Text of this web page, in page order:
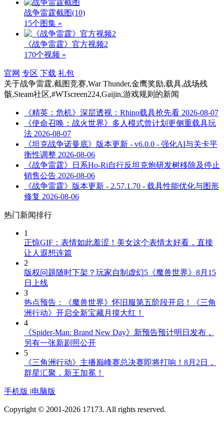
战争雷霆截图(10)
15个图集 »
《战争雷霆》官方视频2
170个视频 »
官网 专区 下载 礼包
关于战争雷霆,截图竞赛,War Thunder,金鹰奖励,载具,战场残
骸,Steam社区,#WTscreen224,Gaijin,游戏规则 的新闻
《精英：危机》深层透视：Rhino载具抢先看 2026-08-07
《使命召唤：战火世界》多人模式曾计划更侧重载具玩
法 2026-08-07
《坦克战争诺曼底》版本更新 - v6.0.0 - 强化AI与关卡平
衡性调整 2026-08-06
《战争雷霆》日系Ho-Ri自行反坦克炮研发树移除及停止
销售公告 2026-08-06
《战争雷霆》版本更新 - 2.57.1.70 - 载具性能优化与图形
修复 2026-08-06
热门新闻排行
1
正惊GIF：表情如此羞涩！美女这个表情太好看，直接
让人遐想连篇
2
版权问题随时下架？玩家自制虚幻5《魔兽世界》8月15
日上线
3
热点预告：《魔兽世界》怀旧服第五阶段开启！《三角
洲行动》开启全新宝藏月摸大红！
4
《Spider-Man: Brand New Day》新预告预计明日发布，
另有一张新剧照公开
5
《三角洲行动》主播巅峰赛总决赛即将打响！8月2日，
群星汇聚，新王加冕！
手机版 |电脑版
Copyright © 2001-2026 17173. All rights reserved.